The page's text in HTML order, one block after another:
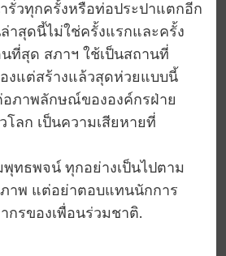
รั่วทุกครั้งหรือท่อประปาแตกอีก
าสุดนี้ไม่ใช่ครั้งแรกและครั้ง
ที่สุด สภาฯ ใช้เป็นสถานที่
งแต่สร้างแล้วสุดห่วยแบบนี้
อภาพลักษณ์ขององค์กรฝ่าย
ลก เป็นความเสียหายที่
พุทธพจน์ ทุกอย่างเป็นไปตาม
าพ แต่อย่าตอบแทนนักการ
กรของเพื่อนร่วมชาติ.